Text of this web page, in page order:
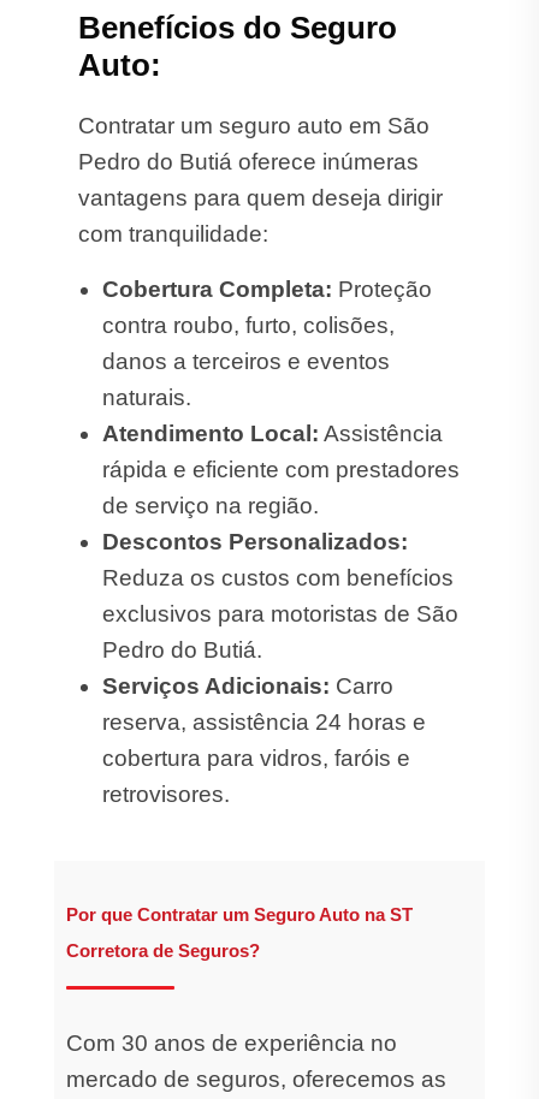
Benefícios do Seguro
Auto:
Contratar um seguro auto em São
Pedro do Butiá oferece inúmeras
vantagens para quem deseja dirigir
com tranquilidade:
Cobertura Completa: Proteção
contra roubo, furto, colisões,
danos a terceiros e eventos
naturais.
Atendimento Local: Assistência
rápida e eficiente com prestadores
de serviço na região.
Descontos Personalizados:
Reduza os custos com benefícios
exclusivos para motoristas de São
Pedro do Butiá.
Serviços Adicionais: Carro
reserva, assistência 24 horas e
cobertura para vidros, faróis e
retrovisores.
Por que Contratar um Seguro Auto na ST
Corretora de Seguros?
Com 30 anos de experiência no
mercado de seguros, oferecemos as